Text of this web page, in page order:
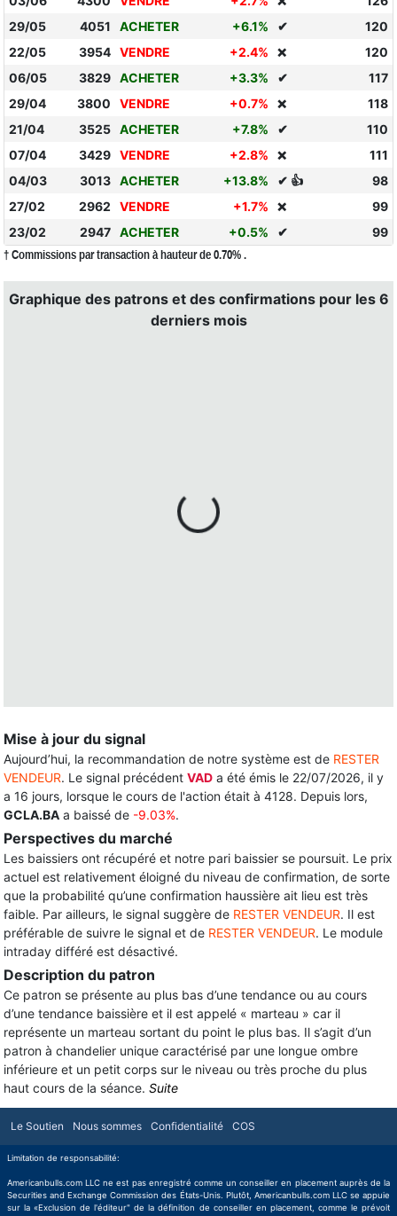
29/05
4051 ACHETER +6.1% ✔
120
22/05
3954 VENDRE +2.4% ❌
120
06/05
3829 ACHETER +3.3% ✔
117
29/04
3800 VENDRE +0.7% ❌
118
21/04
3525 ACHETER +7.8% ✔
110
07/04
3429 VENDRE +2.8% ❌
111
04/03
3013 ACHETER +13.8% ✔ 👍
98
27/02
2962 VENDRE +1.7% ❌
99
23/02
2947 ACHETER +0.5% ✔ 99
† Commissions par transaction à hauteur de 0.70% .
Graphique des patrons et des confirmations pour les 6
derniers mois
Mise à jour du signal
Aujourd’hui, la recommandation de notre système est de RESTER
VENDEUR. Le signal précédent VAD a été émis le 22/07/2026, il y
a 16 jours, lorsque le cours de l'action était à 4128. Depuis lors,
GCLA.BA a baissé de -9.03%.
Perspectives du marché
Les baissiers ont récupéré et notre pari baissier se poursuit. Le prix
actuel est relativement éloigné du niveau de confirmation, de sorte
que la probabilité qu’une confirmation haussière ait lieu est très
faible. Par ailleurs, le signal suggère de RESTER VENDEUR. Il est
préférable de suivre le signal et de RESTER VENDEUR. Le module
intraday différé est désactivé.
Description du patron
Ce patron se présente au plus bas d’une tendance ou au cours
d’une tendance baissière et il est appelé « marteau » car il
représente un marteau sortant du point le plus bas. Il s’agit d’un
patron à chandelier unique caractérisé par une longue ombre
inférieure et un petit corps sur le niveau ou très proche du plus
haut cours de la séance. Suite
Le Soutien Nous sommes Confidentialité COS
Limitation de responsabilité:
Americanbulls.com LLC ne est pas enregistré comme un conseiller en placement auprès de la
Securities and Exchange Commission des États-Unis. Plutôt, Americanbulls.com LLC se appuie
sur la «Exclusion de l'éditeur" de la définition de conseiller en placement, comme le prévoit